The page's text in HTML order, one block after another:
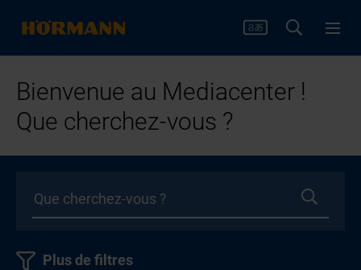
Bienvenue au Mediacenter !
Que cherchez-vous ?
Plus de filtres